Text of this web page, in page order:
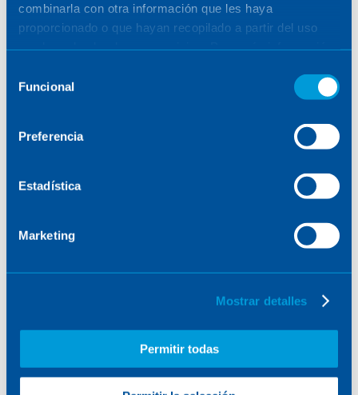
combinarla con otra información que les haya
proporcionado o que hayan recopilado a partir del uso
Funcional
Preferencia
Estadística
Marketing
Mostrar detalles
Permitir todas